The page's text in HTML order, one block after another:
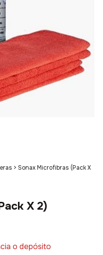
> Sonax Microfibras (Pack X
X 2)
o depósito